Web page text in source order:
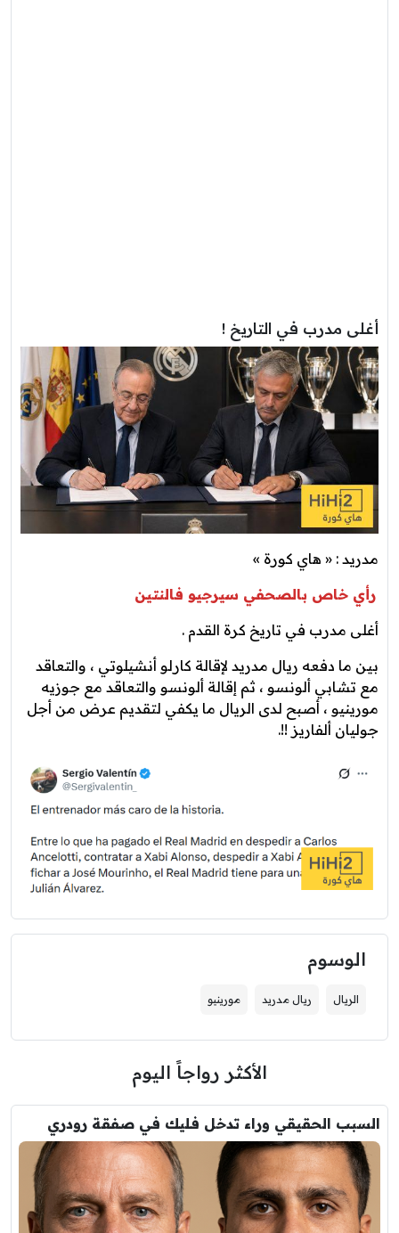
أغلى مدرب في التاريخ !
مدريد : « هاي كورة »
رأي خاص بالصحفي سيرجيو فالنتين
أغلى مدرب في تاريخ كرة القدم .
بين ما دفعه ريال مدريد لإقالة كارلو أنشيلوتي ، والتعاقد
مع تشابي ألونسو ، ثم إقالة ألونسو والتعاقد مع جوزيه
مورينيو ، أصبح لدى الريال ما يكفي لتقديم عرض من أجل
جوليان ألفاريز !!.
الوسوم
الريال ريال مدريد مورينيو
الأكثر رواجاً اليوم
السبب الحقيقي وراء تدخل فليك في صفقة رودري